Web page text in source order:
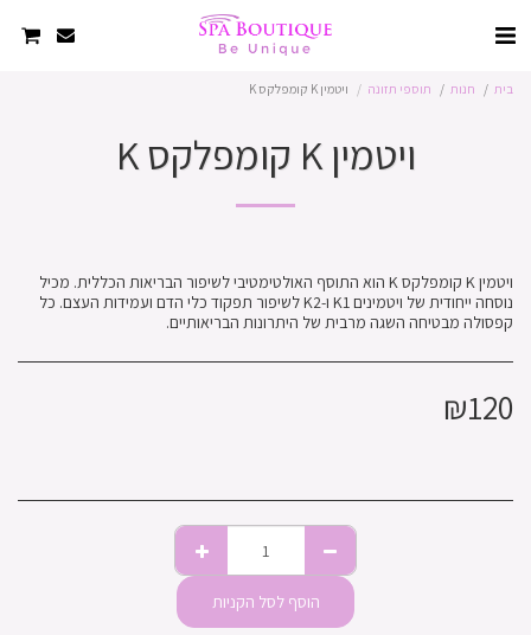
בית חנות תוספי תזונה ויטמין K קומפלקס K
ויטמין K קומפלקס K
ויטמין K קומפלקס K הוא התוסף האולטימטיבי לשיפור הבריאות הכללית. מכיל
נוסחה ייחודית של ויטמינים K1 ו-K2 לשיפור תפקוד כלי הדם ועמידות העצם. כל
קפסולה מבטיחה השגה מרבית של היתרונות הבריאותיים.
₪120
הוסף לסל הקניות